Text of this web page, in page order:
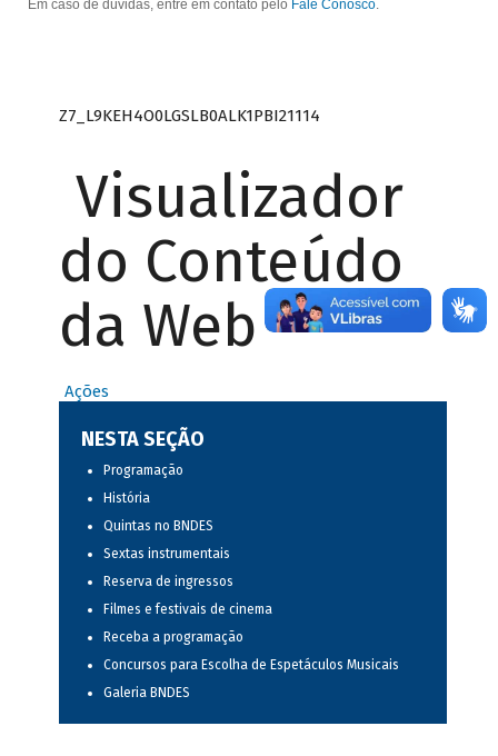
Em caso de dúvidas, entre em contato pelo Fale Conosco.
Z7_L9KEH4O0LGSLB0ALK1PBI21114
Visualizador
do Conteúdo
da Web
Ações
NESTA SEÇÃO
Programação
História
Quintas no BNDES
Sextas instrumentais
Reserva de ingressos
Filmes e festivais de cinema
Receba a programação
Concursos para Escolha de Espetáculos Musicais
Galeria BNDES